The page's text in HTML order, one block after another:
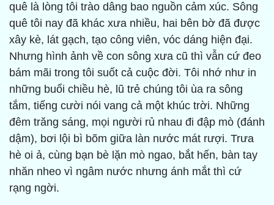
quê là lòng tôi trào dâng bao nguồn cảm xúc. Sông
quê tôi nay đã khác xưa nhiều, hai bên bờ đã được
xây kè, lát gạch, tạo công viên, vóc dáng hiện đại.
Nhưng hình ảnh về con sông xưa cũ thì vẫn cứ đeo
bám mãi trong tôi suốt cả cuộc đời. Tôi nhớ như in
những buổi chiều hè, lũ trẻ chúng tôi ùa ra sông
tắm, tiếng cười nói vang cả một khúc trời. Những
đêm trăng sáng, mọi người rủ nhau đi đập mò (đánh
dậm), bơi lội bì bõm giữa làn nước mát rượi. Trưa
hè oi ả, cùng bạn bè lặn mò ngao, bắt hến, bàn tay
nhăn nheo vì ngâm nước nhưng ánh mắt thì cứ
rạng ngời.